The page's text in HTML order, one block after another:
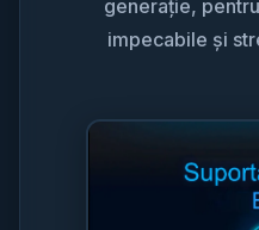
generație,
impecabile și